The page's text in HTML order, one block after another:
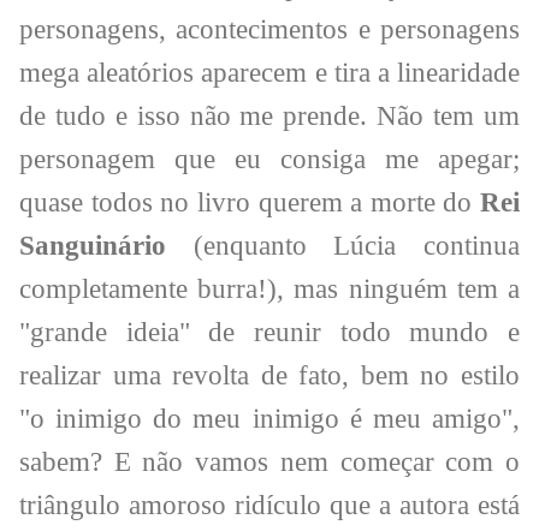
personagens, acontecimentos e personagens
mega aleatórios aparecem e tira a linearidade
de tudo e isso não me prende. Não tem um
personagem que eu consiga me apegar;
quase todos no livro querem a morte do Rei
Sanguinário (enquanto Lúcia continua
completamente burra!), mas ninguém tem a
"grande ideia" de reunir todo mundo e
realizar uma revolta de fato, bem no estilo
"o inimigo do meu inimigo é meu amigo",
sabem? E não vamos nem começar com o
triângulo amoroso ridículo que a autora está